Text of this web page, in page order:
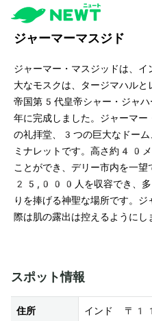
ジャーマーマスジド
ジャーマー・マスジッドは、
大なモスクは、タージマハル
帝国第5代皇帝シャー・ジ
年に完成しました。ジャーマ
の礼拝堂、3つの巨大なドーム
ミナレットです。高さ約40メ
ことができ、デリー市内を一
25,000人を収容でき、多く
りを捧げる神聖な場所です。
際は肌の露出は控えるようにし
スポット情報
住所
インド